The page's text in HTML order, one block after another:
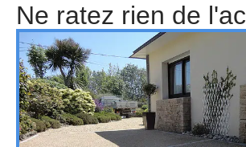
Ne ratez rien de